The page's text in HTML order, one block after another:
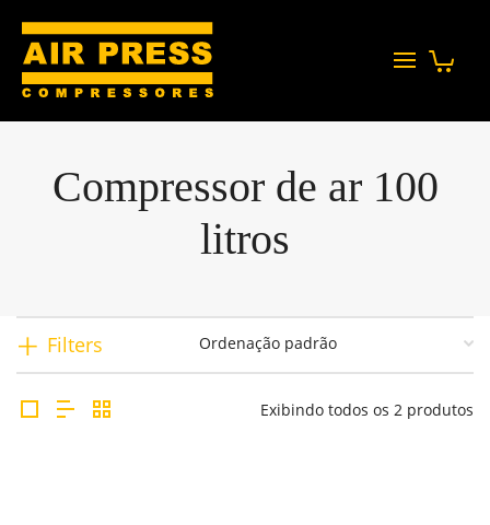
Compressor de ar 100
litros
Filters
Exibindo todos os 2 produtos